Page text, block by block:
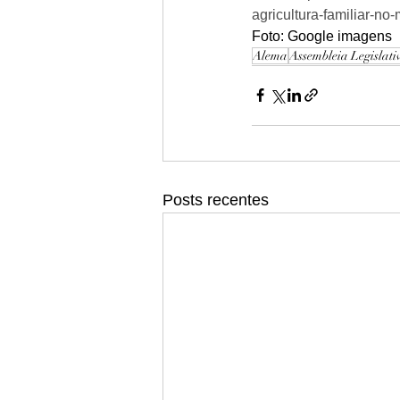
agricultura-familiar-no-
Foto: Google imagens
AlemaAssembleia
Posts recentes